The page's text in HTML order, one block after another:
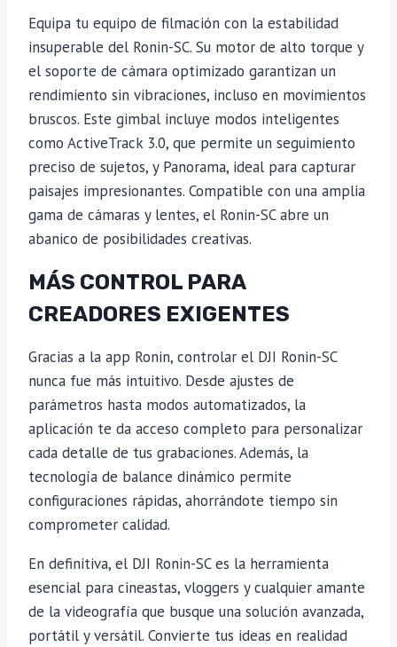
Equipa tu equipo de filmación con la estabilidad
insuperable del Ronin-SC. Su motor de alto torque y
el soporte de cámara optimizado garantizan un
rendimiento sin vibraciones, incluso en movimientos
bruscos. Este gimbal incluye modos inteligentes
como ActiveTrack 3.0, que permite un seguimiento
preciso de sujetos, y Panorama, ideal para capturar
paisajes impresionantes. Compatible con una amplia
gama de cámaras y lentes, el Ronin-SC abre un
abanico de posibilidades creativas.
MÁS CONTROL PARA
CREADORES EXIGENTES
Gracias a la app Ronin, controlar el DJI Ronin-SC
nunca fue más intuitivo. Desde ajustes de
parámetros hasta modos automatizados, la
aplicación te da acceso completo para personalizar
cada detalle de tus grabaciones. Además, la
tecnología de balance dinámico permite
configuraciones rápidas, ahorrándote tiempo sin
comprometer calidad.
En definitiva, el DJI Ronin-SC es la herramienta
esencial para cineastas, vloggers y cualquier amante
de la videografía que busque una solución avanzada,
portátil y versátil. Convierte tus ideas en realidad